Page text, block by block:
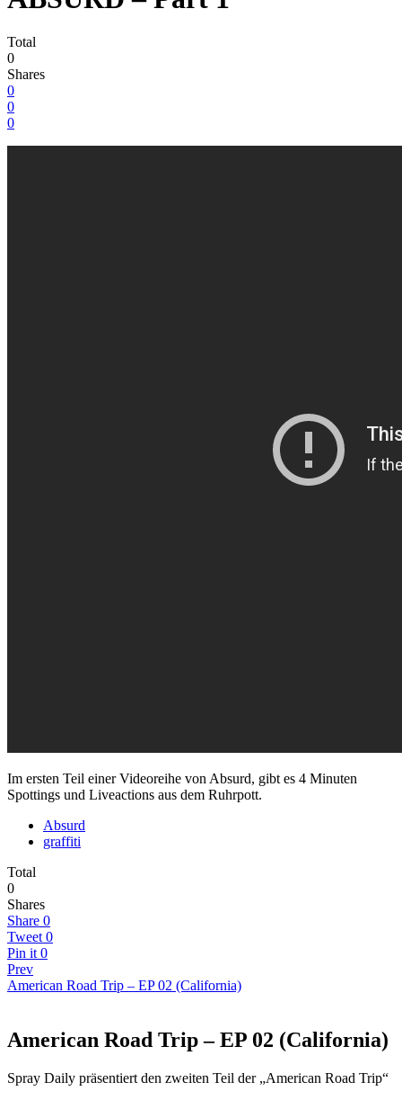
Total
0
Shares
0
0
0
Im ersten Teil einer Videoreihe von Absurd, gibt es 4 Minuten
Spottings und Liveactions aus dem Ruhrpott.
Absurd
graffiti
Total
0
Shares
Share 0
Tweet 0
Pin it 0
Prev
American Road Trip – EP 02 (California)
American Road Trip – EP 02 (California)
Spray Daily präsentiert den zweiten Teil der „American Road Trip“